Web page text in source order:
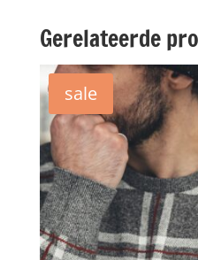
Gerelateerde
sale